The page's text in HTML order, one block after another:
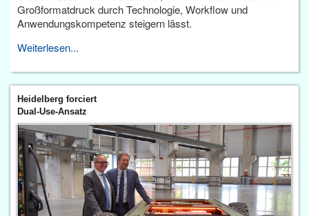
Großformatdruck durch Technologie, Workflow und
Anwendungskompetenz steigern lässt.
Weiterlesen...
Heidelberg forciert
Dual-Use-Ansatz